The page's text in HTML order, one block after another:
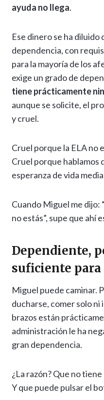
ayuda no llega.
Ese dinero se ha diluido
dependencia, con
para la mayoría de los
exige un grado de
tiene prácticamente
aunque se solicite, el
y cruel.
Cruel porque la ELA no
Cruel porque hablamos
esperanza de vida
Cuando Miguel me dijo:
no estás”, supe que ahí
Dependiente,
suficiente
Miguel puede caminar.
ducharse, comer solo ni
brazos están
administración le ha
gran dependencia.
¿La razón? Que no
Y que puede pulsar el